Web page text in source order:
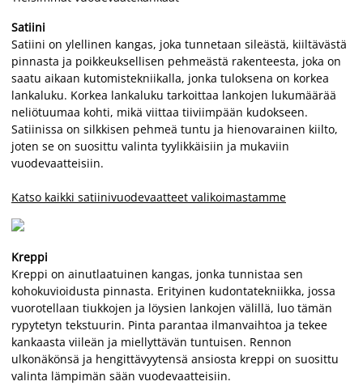
Satiini
Satiini on ylellinen kangas, joka tunnetaan sileästä, kiiltävästä
pinnasta ja poikkeuksellisen pehmeästä rakenteesta, joka on
saatu aikaan kutomistekniikalla, jonka tuloksena on korkea
lankaluku. Korkea lankaluku tarkoittaa lankojen lukumäärää
neliötuumaa kohti, mikä viittaa tiiviimpään kudokseen.
Satiinissa on silkkisen pehmeä tuntu ja hienovarainen kiilto,
joten se on suosittu valinta tyylikkäisiin ja mukaviin
vuodevaatteisiin.
Katso kaikki satiinivuodevaatteet valikoimastamme
Kreppi
Kreppi on ainutlaatuinen kangas, jonka tunnistaa sen
kohokuvioidusta pinnasta. Erityinen kudontatekniikka, jossa
vuorotellaan tiukkojen ja löysien lankojen välillä, luo tämän
rypytetyn tekstuurin. Pinta parantaa ilmanvaihtoa ja tekee
kankaasta viileän ja miellyttävän tuntuisen. Rennon
ulkonäkönsä ja hengittävyytensä ansiosta kreppi on suosittu
valinta lämpimän sään vuodevaatteisiin.